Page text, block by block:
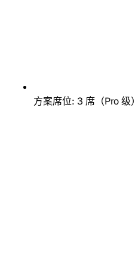
方案席位: 3 席（Pro 级）